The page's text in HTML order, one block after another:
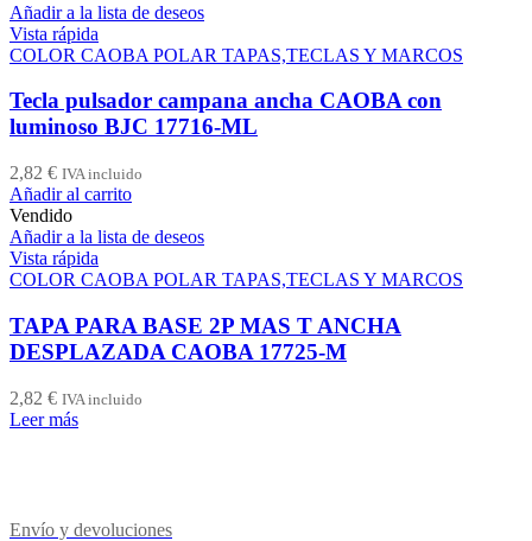
Añadir a la lista de deseos
Vista rápida
COLOR CAOBA POLAR TAPAS,TECLAS Y MARCOS
Tecla pulsador campana ancha CAOBA con
luminoso BJC 17716-ML
2,82 € IVA incluido
Añadir al carrito
Vendido
Añadir a la lista de deseos
Vista rápida
COLOR CAOBA POLAR TAPAS,TECLAS Y MARCOS
TAPA PARA BASE 2P MAS T ANCHA
DESPLAZADA CAOBA 17725-M
2,82 € IVA incluido
Leer más
Envío y devoluciones